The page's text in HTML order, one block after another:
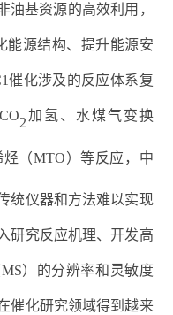
油基资源的高效利用，
能源结构、提升能源安
催化涉及的反应体系复
CO2加氢、水煤气变换
（MTO）等反应 ，中
统仪器和方法难以实现
研究反应机理、开发高
MS）的分辨率和灵敏度
催化研究领域得到越来